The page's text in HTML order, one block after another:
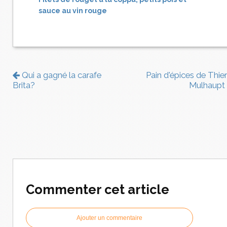
sauce au vin rouge
Qui a gagné la carafe
Brita?
Pain d'épices de
Mulhaupt
Commenter cet article
Ajouter un commentaire